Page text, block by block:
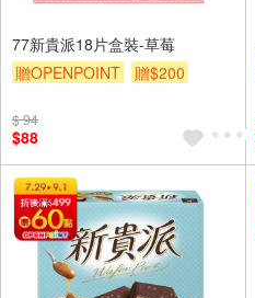
77新貴派18片盒裝-草莓
贈OPENPOINT
贈$200
$ 94
$88